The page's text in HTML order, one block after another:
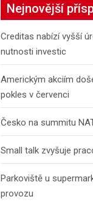
Nejnovější
Creditas nabízí vyšší
nutnosti investic
Americkým akciím
pokles v červenci
Česko na summitu
Small talk zvyšuje
Parkoviště u
provozu